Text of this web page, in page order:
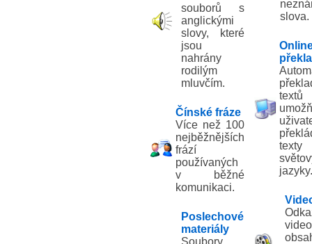
souborů s
anglickými
slovy, které
jsou
nahrány
rodilým
mluvčím.
Čínské fráze
Více než 100
nejběžnějších
frází
používaných
v běžné
komunikaci.
Poslechové
materiály
Soubory
slova.
textů
texty
jazyky.